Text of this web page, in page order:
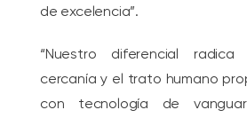
de excelencia”.
“Nuestro diferencial
cercanía y el trato humano
con tecnología de